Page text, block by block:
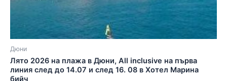
Дюни
Лято 2026 на плажа в Дюни, All inclusive на първа
линия след до 14.07 и след 16. 08 в Хотел Марина
бийч